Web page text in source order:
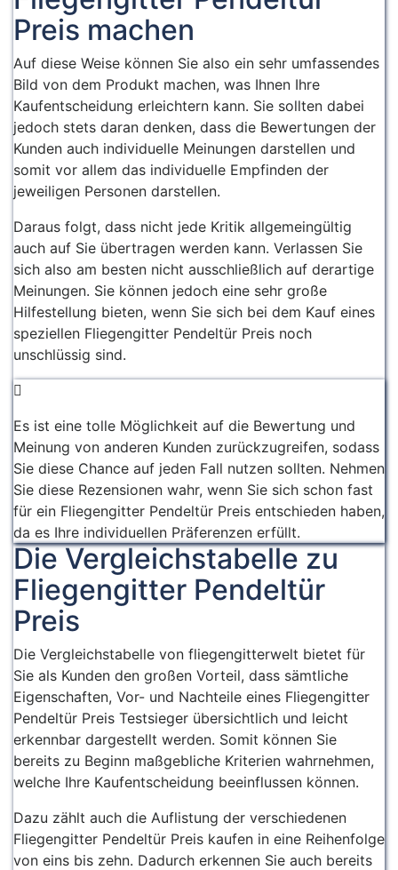
Preis machen
Auf diese Weise können Sie also ein sehr umfassendes
Bild von dem Produkt machen, was Ihnen Ihre
Kaufentscheidung erleichtern kann. Sie sollten dabei
jedoch stets daran denken, dass die Bewertungen der
Kunden auch individuelle Meinungen darstellen und
somit vor allem das individuelle Empfinden der
jeweiligen Personen darstellen.
Daraus folgt, dass nicht jede Kritik allgemeingültig
auch auf Sie übertragen werden kann. Verlassen Sie
sich also am besten nicht ausschließlich auf derartige
Meinungen. Sie können jedoch eine sehr große
Hilfestellung bieten, wenn Sie sich bei dem Kauf eines
speziellen Fliegengitter Pendeltür Preis noch
unschlüssig sind.
Es ist eine tolle Möglichkeit auf die Bewertung und
Meinung von anderen Kunden zurückzugreifen, sodass
Sie diese Chance auf jeden Fall nutzen sollten. Nehmen
Sie diese Rezensionen wahr, wenn Sie sich schon fast
für ein Fliegengitter Pendeltür Preis entschieden haben,
da es Ihre individuellen Präferenzen erfüllt.
Die Vergleichstabelle zu
Fliegengitter Pendeltür
Preis
Die Vergleichstabelle von fliegengitterwelt bietet für
Sie als Kunden den großen Vorteil, dass sämtliche
Eigenschaften, Vor- und Nachteile eines Fliegengitter
Pendeltür Preis Testsieger übersichtlich und leicht
erkennbar dargestellt werden. Somit können Sie
bereits zu Beginn maßgebliche Kriterien wahrnehmen,
welche Ihre Kaufentscheidung beeinflussen können.
Dazu zählt auch die Auflistung der verschiedenen
Fliegengitter Pendeltür Preis kaufen in eine Reihenfolge
von eins bis zehn. Dadurch erkennen Sie auch bereits